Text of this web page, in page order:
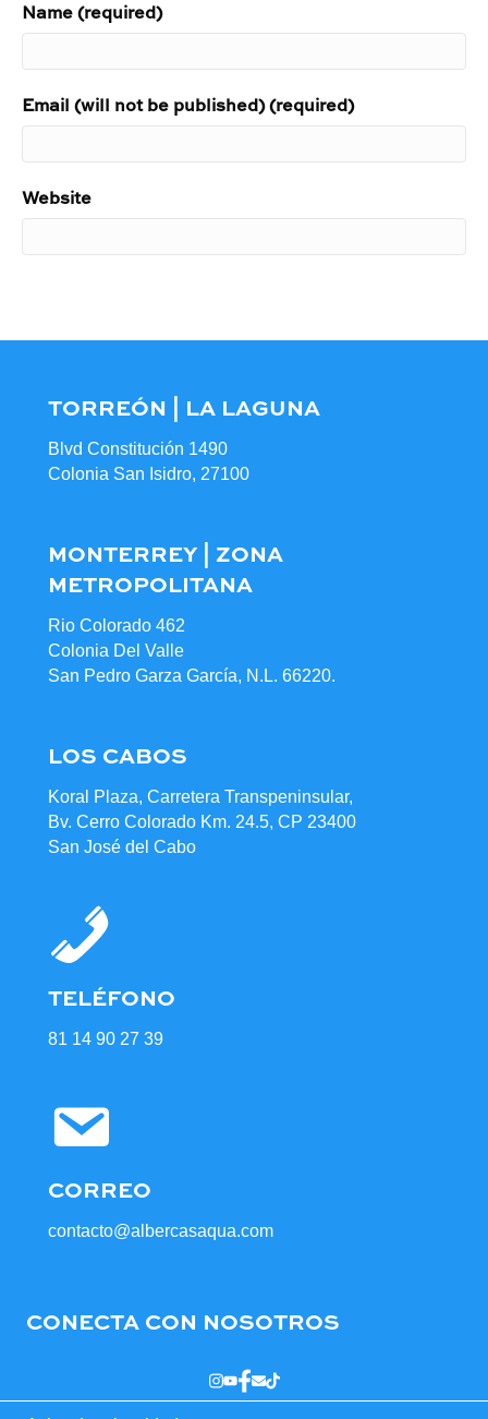
Name (required)
Email (will not be published) (required)
Website
TORREÓN | LA LAGUNA
Blvd Constitución 1490
Colonia San Isidro, 27100
MONTERREY | ZONA
METROPOLITANA
Rio Colorado 462
Colonia Del Valle
San Pedro Garza García, N.L. 66220.
LOS CABOS
Koral Plaza, Carretera Transpeninsular,
Bv. Cerro Colorado Km. 24.5, CP 23400
San José del Cabo
TELÉFONO
81 14 90 27 39
CORREO
contacto@albercasaqua.com
CONECTA CON NOSOTROS